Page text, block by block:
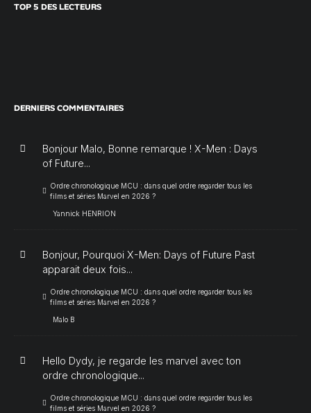
TOP 5 DES LECTEURS
DERNIERS COMMENTAIRES
Bonjour Malo, Bonne remarque ! X-Men : Days
of Future...
Ordre chronologique MCU : dans quel ordre regarder tous les
films et séries Marvel en 2026 ?
Yannick HENRION
Bonjour, Pourquoi X-Men: Days of Future Past
apparait deux fois...
Ordre chronologique MCU : dans quel ordre regarder tous les
films et séries Marvel en 2026 ?
Malo B
Hello Dydy, je regarde les marvel avec ton
ordre chronologique...
Ordre chronologique MCU : dans quel ordre regarder tous les
films et séries Marvel en 2026 ?